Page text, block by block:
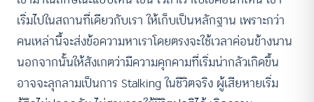
เริ่มไปในสถานที่เดียวกับเรา ให้เก็บเป็นหลักฐาน เพราะกว่า
คนเหล่านี้จะส่งข้อความหาเราโดยตรงจะใช้เวลาค่อนข้างนาน
นอกจากนั้นให้สังเกตว่ามีความคุกคามที่เริ่มน่ากลัวเกิดขึ้น
อาจจะลุกลามเป็นการ Stalking ในชีวิตจริง ผู้เสียหายเริ่ม